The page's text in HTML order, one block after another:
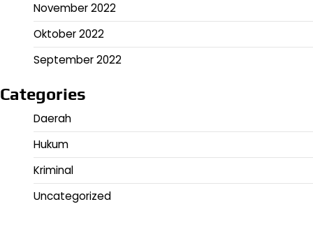
November 2022
Oktober 2022
September 2022
Categories
Daerah
Hukum
Kriminal
Uncategorized